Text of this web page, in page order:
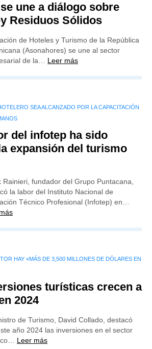
une a diálogo sobre
Residuos Sólidos
de Hoteles y Turismo de la República
(Asonahores) se une al sector
de la… Leer más
SEA ALCANZADO POR LA CAPACITACIÓN
del infotep ha sido
expansión del turismo
Rainieri, fundador del Grupo Puntacana,
la labor del Instituto Nacional de
Técnico Profesional (Infotep) en…
HAY «MÁS DE 3,500 MILLONES DE DÓLARES EN
turísticas crecen a
2024
de Turismo, David Collado, destacó
año 2024 las inversiones en el sector
Leer más